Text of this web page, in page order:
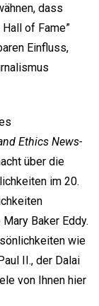
dass
of Fame”
Einfluss,
Ethics News-
über die
im 20.
Baker Eddy.
wie
II., der Dalai
von Ihnen hier